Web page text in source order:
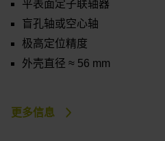
平表面定子联轴器
盲孔轴或空心轴
极高定位精度
外壳直径 ≈ 56 mm
更多信息